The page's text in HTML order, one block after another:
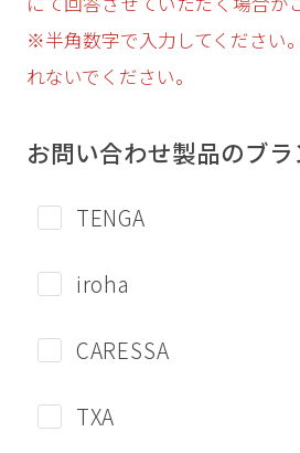
※半角数字で入力してください
れないでください。
お問い合わせ製品のブラ
TENGA
iroha
CARESSA
TXA